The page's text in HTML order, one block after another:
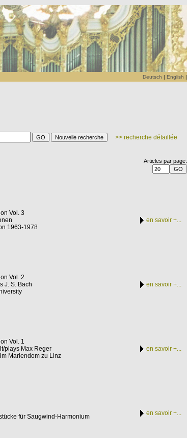
Deutsch | English |
>> recherche détaillée
Articles par page:
Vol. 3
1963-1978
en savoir +...
Vol. 2
J. S. Bach
en savoir +...
Vol. 1
plays Max Reger
Mariendom zu Linz
en savoir +...
für Saugwind-Harmonium
en savoir +...